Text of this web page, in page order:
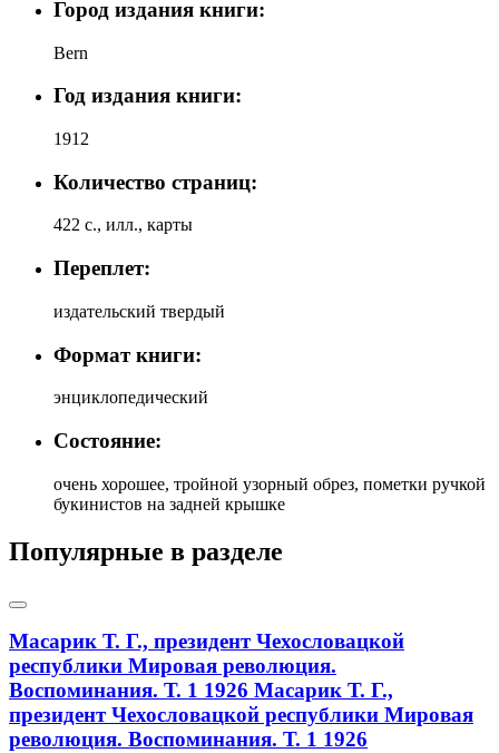
Город издания книги:
Bern
Год издания книги:
1912
Количество страниц:
422 с., илл., карты
Переплет:
издательский твердый
Формат книги:
энциклопедический
Состояние:
очень хорошее, тройной узорный обрез, пометки ручкой
букинистов на задней крышке
Популярные в разделе
Масарик Т. Г., президент Чехословацкой
республики Мировая революция.
Воспоминания. Т. 1 1926 Масарик Т. Г.,
президент Чехословацкой республики Мировая
революция. Воспоминания. Т. 1 1926